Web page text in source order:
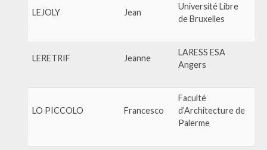
LEJOLY Jean
Université Libre
de Bruxelles
LERETRIF Jeanne
LARESS ESA
Angers
LO PICCOLO Francesco
Faculté
d’Architecture de
Palerme